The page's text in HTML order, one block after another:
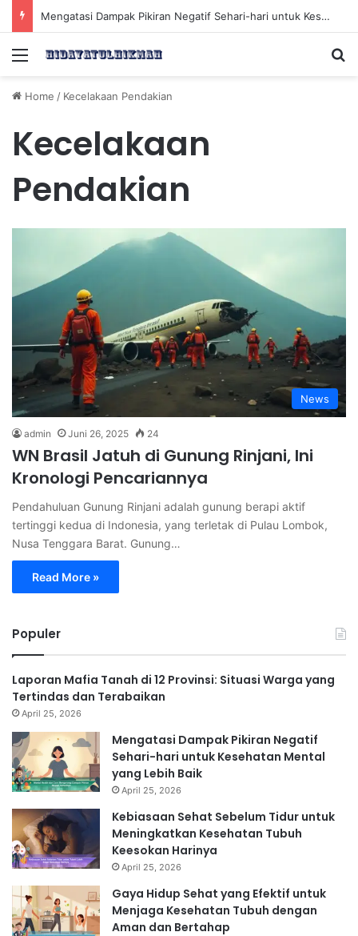
Mengatasi Dampak Pikiran Negatif Sehari-hari untuk Kesehatan Mental yang Lebih Baik
Menu
Home / Kecelakaan Pendakian
Kecelakaan
Pendakian
News
admin Juni 26, 2025 24
WN Brasil Jatuh di Gunung Rinjani, Ini
Kronologi Pencariannya
Pendahuluan Gunung Rinjani adalah gunung berapi aktif
tertinggi kedua di Indonesia, yang terletak di Pulau Lombok,
Nusa Tenggara Barat. Gunung…
Read More »
Populer
Laporan Mafia Tanah di 12 Provinsi: Situasi Warga yang
Tertindas dan Terabaikan
April 25, 2026
Mengatasi Dampak Pikiran Negatif
Sehari-hari untuk Kesehatan Mental
yang Lebih Baik
April 25, 2026
Kebiasaan Sehat Sebelum Tidur untuk
Meningkatkan Kesehatan Tubuh
Keesokan Harinya
April 25, 2026
Gaya Hidup Sehat yang Efektif untuk
Menjaga Kesehatan Tubuh dengan
Aman dan Bertahap